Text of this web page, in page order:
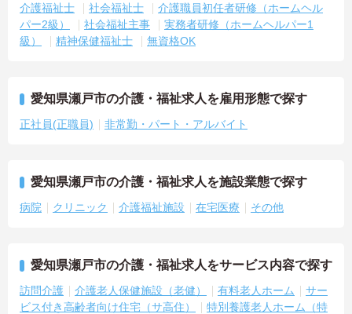
介護福祉士 社会福祉士
介護職員初任者研修（ホームヘル
パー2級）
社会福祉主事
実務者研修（ホームヘルパー1
級）
精神保健福祉士 無資格OK
愛知県瀬戸市の介護・福祉求人を雇用形態で探す
正社員(正職員) 非常勤・パート・アルバイト
愛知県瀬戸市の介護・福祉求人を施設業態で探す
病院 クリニック 介護福祉施設 在宅医療 その他
愛知県瀬戸市の介護・福祉求人をサービス内容で探す
訪問介護 介護老人保健施設（老健） 有料老人ホーム
サー
ビス付き高齢者向け住宅（サ高住）
特別養護老人ホーム（特